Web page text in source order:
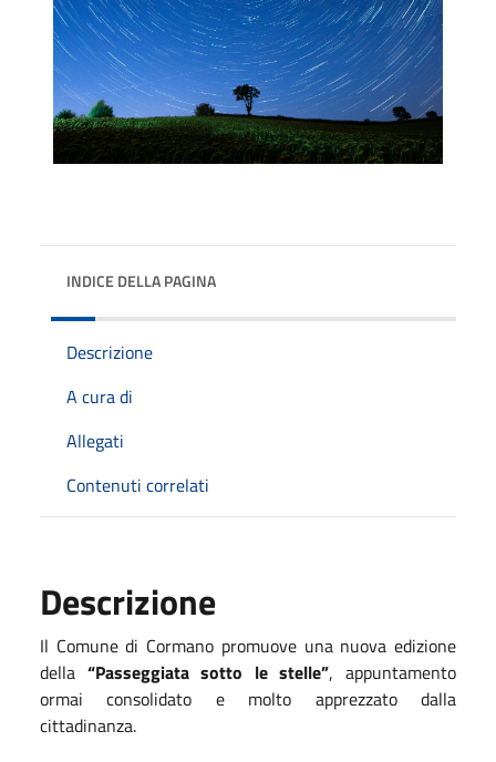
INDICE DELLA PAGINA
Descrizione
A cura di
Allegati
Contenuti correlati
Descrizione
Il Comune di Cormano promuove una nuova edizione
della “Passeggiata sotto le stelle”, appuntamento
ormai consolidato e molto apprezzato dalla
cittadinanza.